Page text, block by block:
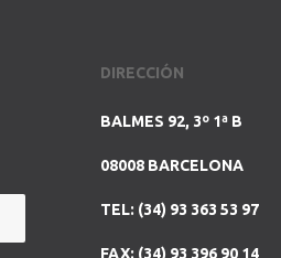
DIRECCIÓN
BALMES 92, 3º 1ª B
08008 BARCELONA
TEL: (34) 93 363 53 97
FAX: (34) 93 396 90 14